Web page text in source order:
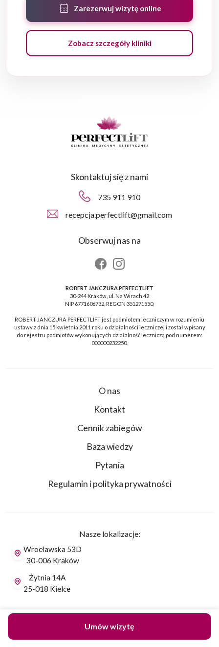
calendar_month Zarezerwuj wizytę online
Zobacz szczegóły kliniki
Skontaktuj się z nami
735 911 910
recepcja.perfectlift@gmail.com
Obserwuj nas na
ROBERT JANCZURA PERFECTLIFT
30-244 Kraków, ul. Na Wirach 42
NIP 6771606732, REGON 351271550,
ROBERT JANCZURA PERFECTLIFT jest podmiotem leczniczym w rozumieniu
ustawy z dnia 15 kwietnia 2011 roku o działalności leczniczej i został wpisany
do rejestru podmiotów wykonujących działalność leczniczą pod numerem:
000000232250.
O nas
Kontakt
Cennik zabiegów
Baza wiedzy
Pytania
Regulamin i polityka prywatności
Nasze lokalizacje:
Wrocławska 53D
30-006 Kraków
Żytnia 14A
25-018 Kielce
Dane do przelewu:
PLN Robert Janczura PerfectLift
Umów wizytę